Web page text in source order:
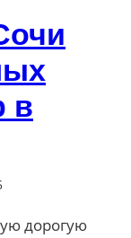
в
дорогую